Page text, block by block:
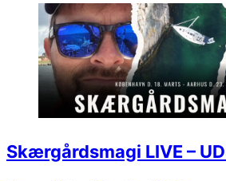
Skærgårdsmagi LIVE –